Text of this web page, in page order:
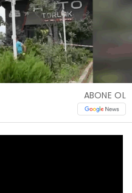
ABONE OL